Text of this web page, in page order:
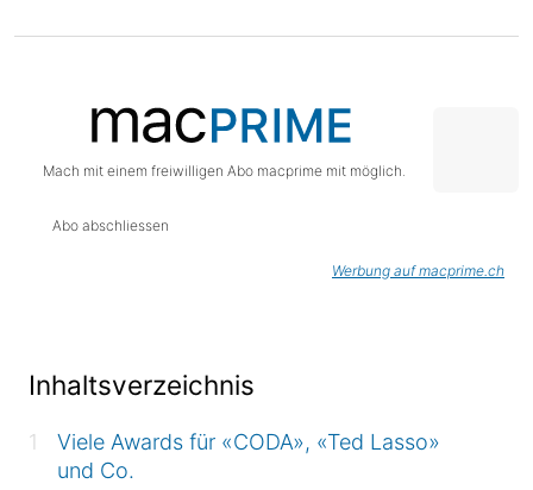
Mach mit einem freiwilligen Abo macprime mit möglich.
Abo abschliessen
Werbung auf macprime.ch
Inhaltsverzeichnis
Viele Awards für «CODA», «Ted Lasso»
und Co.